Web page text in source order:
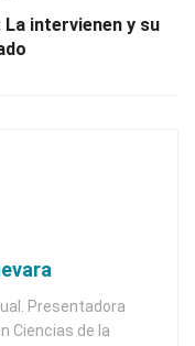
intervienen y su
Presentadora
Ciencias de la